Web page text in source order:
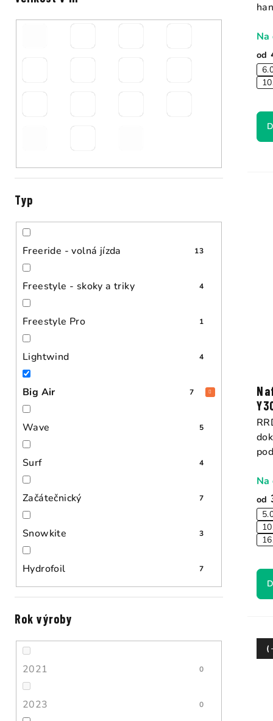
Typ
Freeride - volná jízda 13
Freestyle - skoky a triky 4
Freestyle Pro 1
Lightwind 4
Big Air 7
Wave 5
Surf 4
Začátečnický 7
Snowkite 3
Hydrofoil 7
Rok výroby
2021 0
2023 0
od
Na
od
Na